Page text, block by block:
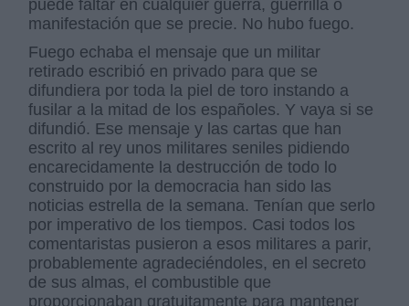
puede faltar en cualquier guerra, guerrilla o
manifestación que se precie. No hubo fuego.
Fuego echaba el mensaje que un militar
retirado escribió en privado para que se
difundiera por toda la piel de toro instando a
fusilar a la mitad de los españoles. Y vaya si se
difundió. Ese mensaje y las cartas que han
escrito al rey unos militares seniles pidiendo
encarecidamente la destrucción de todo lo
construido por la democracia han sido las
noticias estrella de la semana. Tenían que serlo
por imperativo de los tiempos. Casi todos los
comentaristas pusieron a esos militares a parir,
probablemente agradeciéndoles, en el secreto
de sus almas, el combustible que
proporcionaban gratuitamente para mantener